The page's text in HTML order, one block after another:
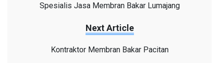
Spesialis Jasa Membran Bakar Lumajang
Next Article
Kontraktor Membran Bakar Pacitan